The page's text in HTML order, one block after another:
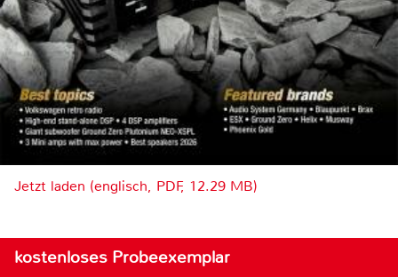
Jetzt laden (englisch, PDF, 12.29 MB)
kostenloses Probeexemplar